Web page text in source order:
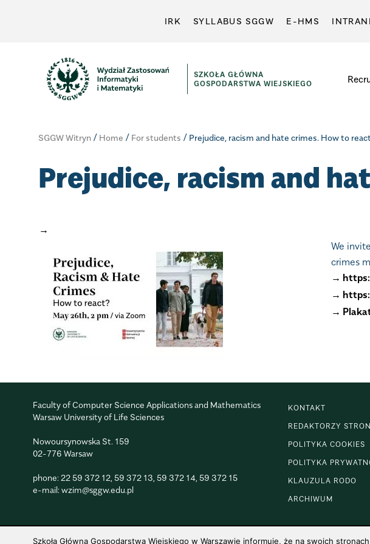
IRK SYLLABUS SGGW E-HMS
SZKOŁA GŁÓWNA
GOSPODARSTWA WIEJSKIEGO
SGGW Witryn/ Home / For students / Prejudice, racism and hate crimes. How to
Prejudice, racism and
We
crimes
Faculty of Computer Science Applications and Mathematics
Warsaw University of Life Sciences
Nowoursynowska St. 159
02-776 Warsaw
phone: 22 59 372 12, 59 372 13 59 372 14, 59 372 15
e-mail: wzim@sggw.edu.pl
KONTAKT
REDAKTORZY
POLITYKA COOKIES
POLITYKA
KLAUZULA RODO
ARCHIWUM
Szkoła Główna Gospodarstwa Wiejskiego w Warszawie informuje, że na swoich